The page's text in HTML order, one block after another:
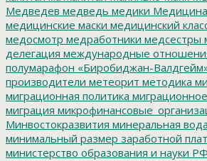
Медведев медведь медики Медицина
медицинские маски медицинский
медосмотр медработники медсестры
делегация международные
полумарафон «Биробиджан-
производители метеорит методика
миграционная политика
миграция
Минвостокразвития минеральная вода
минимальный размер заработной
министерство образования и науки РФ